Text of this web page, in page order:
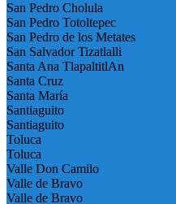
San Pedro Cholula
San Pedro Totoltepec
San Pedro de los Metates
San Salvador Tizatlalli
Santa Ana TlapaltitlAn
Santa Cruz
Santa María
Santiaguito
Santiaguito
Toluca
Toluca
Valle Don Camilo
Valle de Bravo
Valle de Bravo